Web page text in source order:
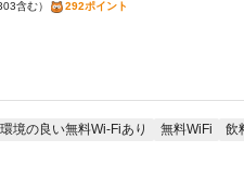
含む 292ポイント
境の良い無料Wi-Fiあり 無料WiFi 飲